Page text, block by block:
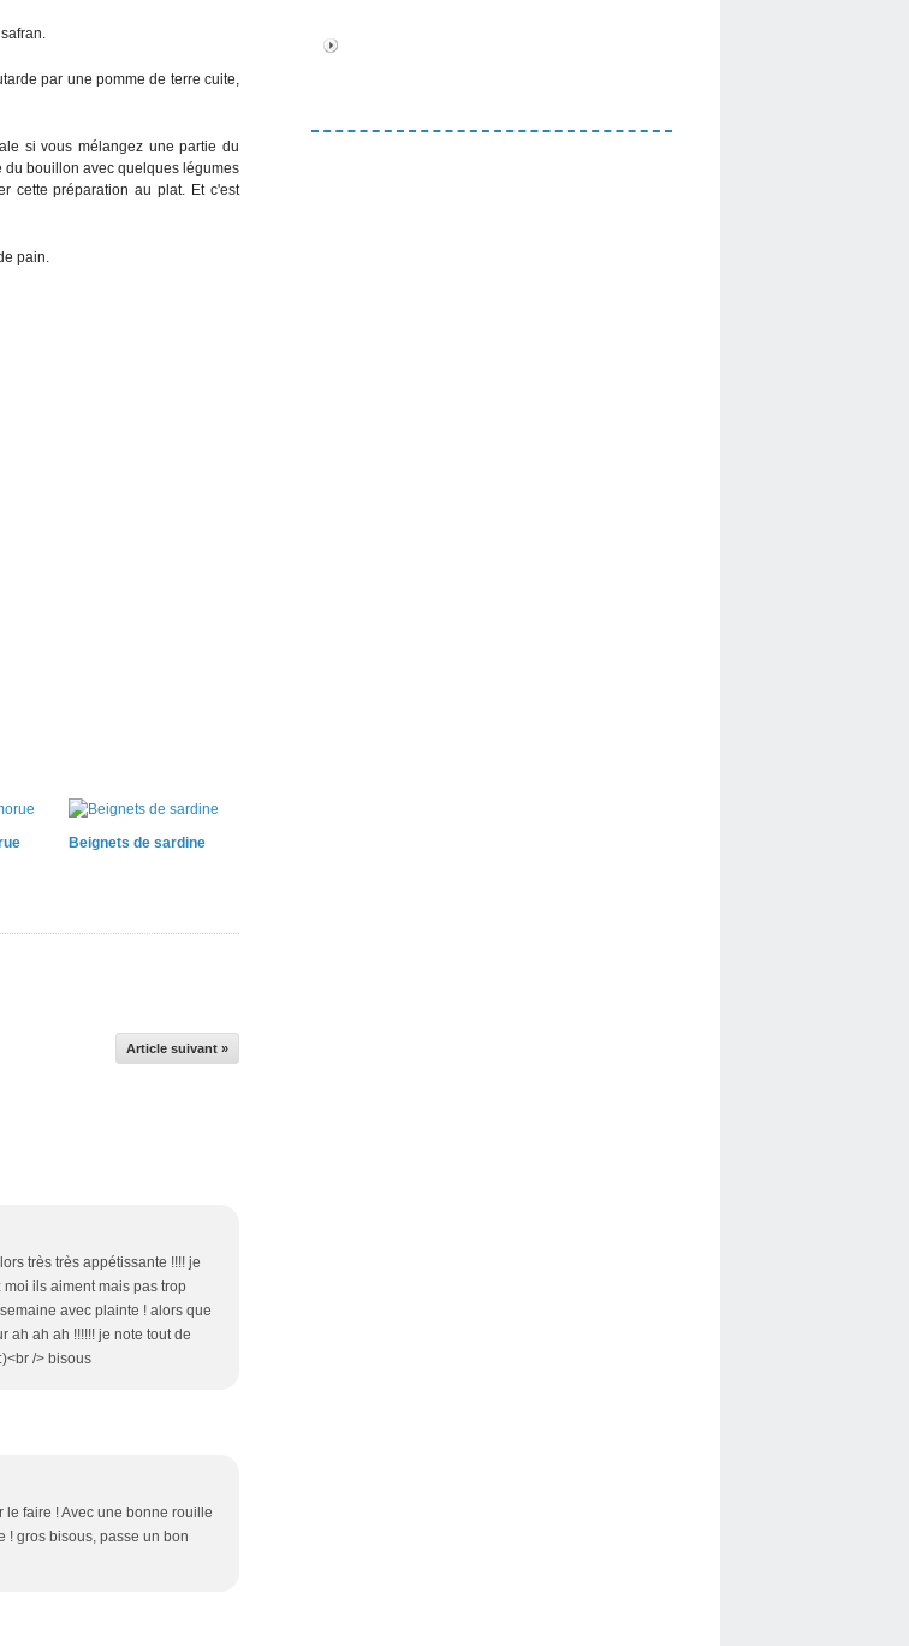
par une pomme de terre cuite,
si vous mélangez une partie du
du bouillon avec quelques légumes
cette préparation au plat. Et c'est
pain.
Beignets de sardine
Article suivant »
très très appétissante !!!! je
ils aiment mais pas trop
avec plainte ! alors que
ah ah ah !!!!!! je note tout de
/> bisous
faire ! Avec une bonne rouille
! gros bisous, passe un bon